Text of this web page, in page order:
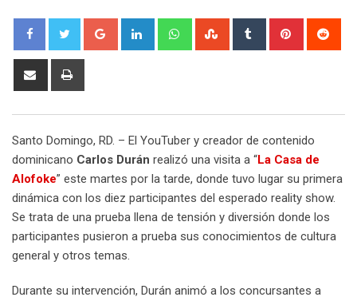
Google+ LinkedIn WhatsappStumbleUpon
Tumblr Pinterest
Share
Santo Domingo, RD. – El YouTuber y creador de contenido
dominicano Carlos Durán realizó una visita a “La Casa de
Alofoke” este martes por la tarde, donde tuvo lugar su primera
dinámica con los diez participantes del esperado reality show.
Se trata de una prueba llena de tensión y diversión donde los
participantes pusieron a prueba sus conocimientos de cultura
general y otros temas.
Durante su intervención, Durán animó a los concursantes a